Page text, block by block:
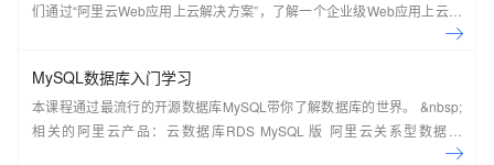
们通过“阿里云Web应用上云解决方案”，了解一个企业级Web应用上云的
MySQL数据库入门学习
本课程通过最流行的开源数据库MySQL带你了解数据库的世界。 &nbsp;
相关的阿里云产品：云数据库RDS MySQL 版 阿里云关系型数据库
RDS（Relational Database Service）是一种稳定可靠、可弹性伸缩的在